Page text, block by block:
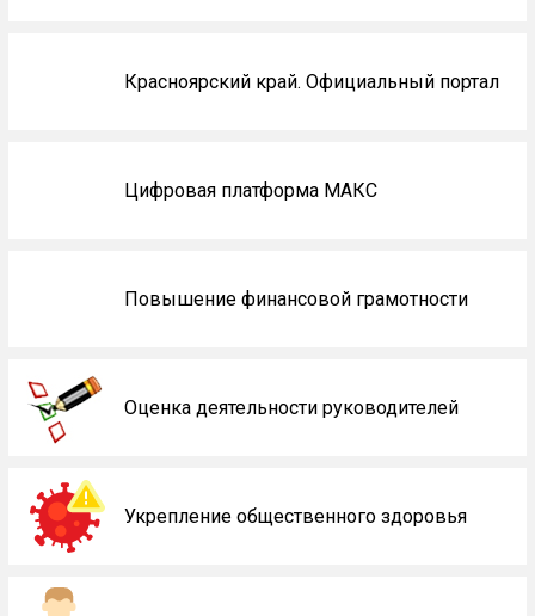
Красноярский край. Официальный портал
Цифровая платформа МАКС
Повышение финансовой грамотности
Оценка деятельности руководителей
Укрепление общественного здоровья